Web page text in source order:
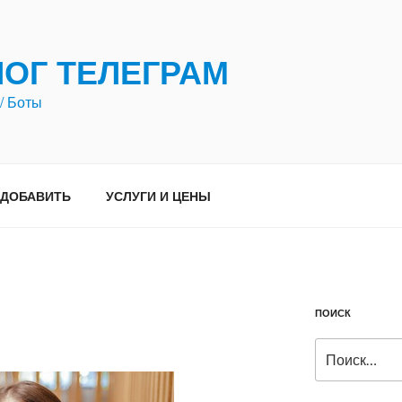
ТЕЛЕГРАМ
Боты
ДОБАВИТЬ УСЛУГИ И ЦЕНЫ
ПОИСК